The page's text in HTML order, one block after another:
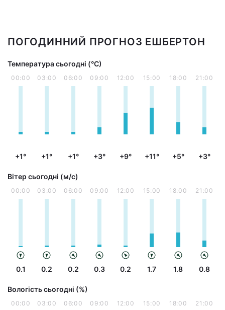
ПОГОДИННИЙ ПРОГНОЗ ЕШБЕРТОН
Температура сьогодні (°С)
00:00
+1°
03:00
+1°
06:00
+1°
09:00
+3°
12:00
+9°
15:00
+11°
18:00
+5°
21:00
+3°
Вітер сьогодні (м/с)
00:00
0.1
03:00
0.2
06:00
0.2
09:00
0.3
12:00
0.2
15:00
1.7
18:00
1.8
21:00
0.8
Вологість сьогодні (%)
00:00 03:00 06:00 09:00 12:00 15:00 18:00 21:00